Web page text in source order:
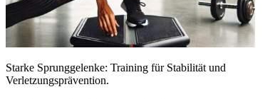
Starke Sprunggelenke: Training für Stabilität und
Verletzungsprävention.